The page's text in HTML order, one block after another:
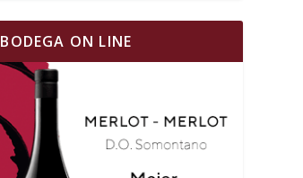
BODEGA ON LINE